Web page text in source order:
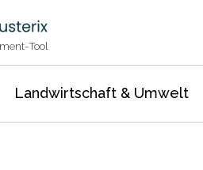
Tool
Landwirtschaft & Umwelt